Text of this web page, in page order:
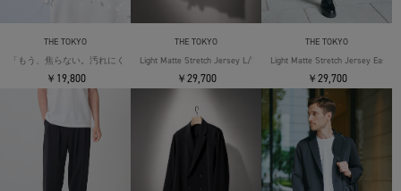
THE TOKYO
「もう、焦らない。汚れにくい」SOLOTEX Jersey S/S T-Shirts
￥19,800
THE TOKYO
Light Matte Stretch Jersey L/S Shirt
￥29,700
THE TOKYO
Light Matte Stretch Jersey Easy
￥29,700